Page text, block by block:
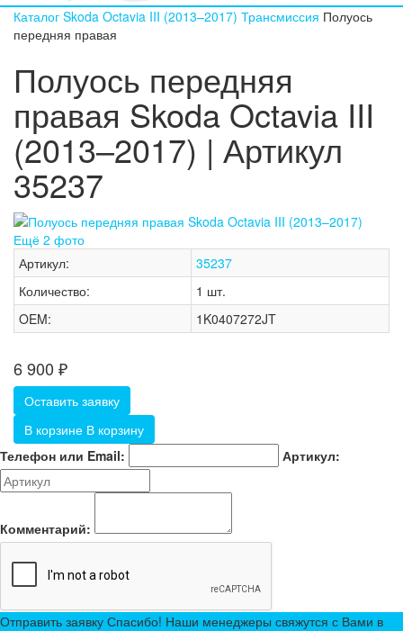
Каталог Skoda Octavia III (2013–2017) Трансмиссия Полуось
передняя правая
Полуось передняя
правая Skoda Octavia III
(2013–2017) | Артикул
35237
Ещё 2 фото
Артикул:
35237
Количество:
1 шт.
OEM:
1K0407272JT
6 900 ₽
Оставить заявку
В корзине В корзину
Телефон или Email:
Артикул:
Комментарий:
Отправить заявку Спасибо! Наши менеджеры свяжутся с Вами в